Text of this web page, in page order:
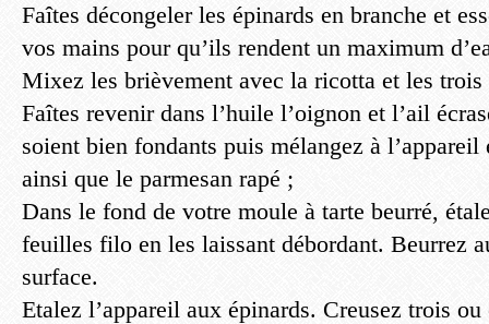
Faîtes décongeler les épinards en branche et
vos mains pour qu’ils rendent un maximum
Mixez les brièvement avec la ricotta et les
Faîtes revenir dans l’huile l’oignon et l’ail
soient bien fondants puis mélangez à
ainsi que le parmesan rapé ;
Dans le fond de votre moule à tarte beurré,
feuilles filo en les laissant débordant. Beurrez
surface.
Etalez l’appareil aux épinards. Creusez trois